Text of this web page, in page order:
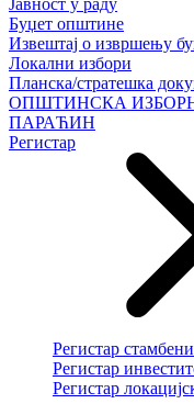
Јавност у раду
Буџет општине
Извештај о извршењу
Локални избори
Планска/стратешка
ОПШТИНСКА
ПАРАЋИН
Регистар
Регистар
Регистар
Регистар